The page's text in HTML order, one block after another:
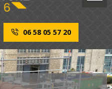
06 58 05 57 20